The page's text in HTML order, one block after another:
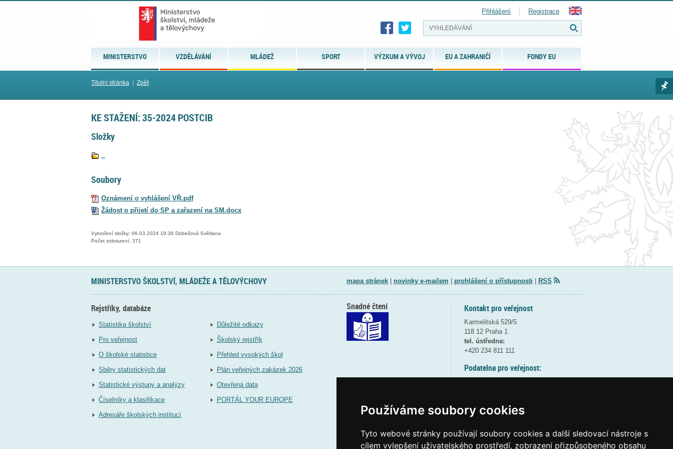
Používáme soubory cookies
Tyto webové stránky používají soubory cookies a další sledovací nástroje s
cílem vylepšení uživatelského prostředí, zobrazení přizpůsobeného obsahu
MINISTERSTVO VZDĚLÁVÁNÍ MLÁDEŽ SPORT VÝZKUM A VÝVOJ EU A ZAHRANIČÍ FONDY EU
Přihlášení Registrace
Titulní stránka Zpět
KE STAŽENÍ: 35-2024 POSTCIB
Složky
..
Soubory
Oznámení o vyhlášení VŘ.pdf
Žádost o přijetí do SP a zařazení na SM.docx
Vytvoření složky: 06.03.2024 19:36 Dobešová Světlana
Počet zobrazení: 371
MINISTERSTVO ŠKOLSTVÍ, MLÁDEŽE A TĚLOVÝCHOVY mapa stránek| novinky e-mailem prohlášení o přístupnosti RSS
Rejstříky, databáze
Statistika školství
Pro veřejnost
O školské statistice
Sběry statistických dat
Statistické výstupy a analýzy
Číselníky a klasifikace
Adresáře školských institucí
Důležité odkazy
Školský rejstřík
Přehled vysokých škol
Plán veřejných zakázek 2026
Otevřená data
PORTÁL YOUR EUROPE
Kontakt pro veřejnost
Karmelitská 529/5
118 12 Praha 1
tel. ústředna:
+420 234 811 111
Podatelna pro veřejnost:
(více informací
Snadné čtení